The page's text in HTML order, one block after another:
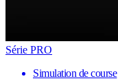
Série PRO
Simulation de course